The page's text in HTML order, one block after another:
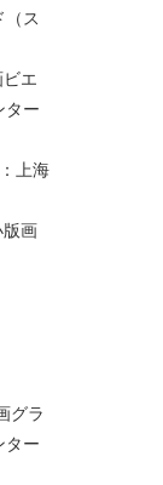
（ス
エ
ター
上海
画
グラ
ター